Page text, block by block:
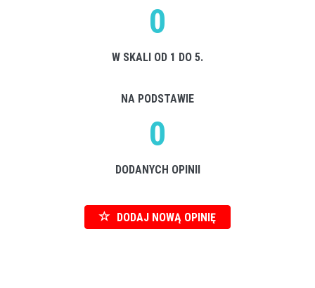
0
W SKALI OD 1 DO 5.
NA PODSTAWIE
0
DODANYCH OPINII
DODAJ NOWĄ OPINIĘ